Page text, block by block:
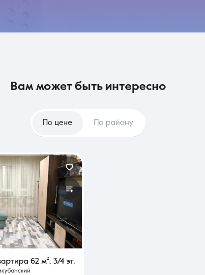
вам может быть интересно
По цене По району
62 м², 3/4 эт.